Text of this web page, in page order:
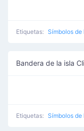
Etiquetas: Símbolos de
Bandera de la isla
Etiquetas: Símbolos de